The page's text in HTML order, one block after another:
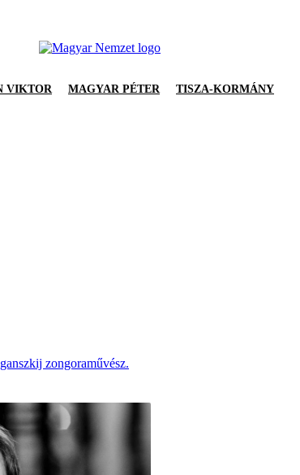
VIKTOR MAGYAR PÉTER TISZA-KORMÁNY
zongoraművész.